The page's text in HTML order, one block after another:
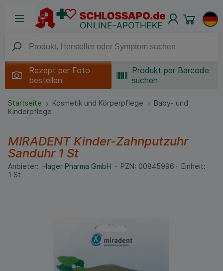
Rezept per Foto
bestellen
Produkt per Barcode
suchen
Startseite Kosmetik und Körperpflege
Baby- und
Kinderpflege
MIRADENT Kinder-Zahnputzuhr
Sanduhr 1 St
Anbieter: Hager Pharma GmbH PZN: 00845996
Einheit:
1 St